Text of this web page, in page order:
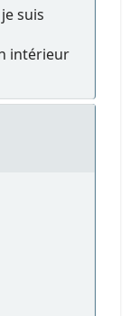
suis
intérieur